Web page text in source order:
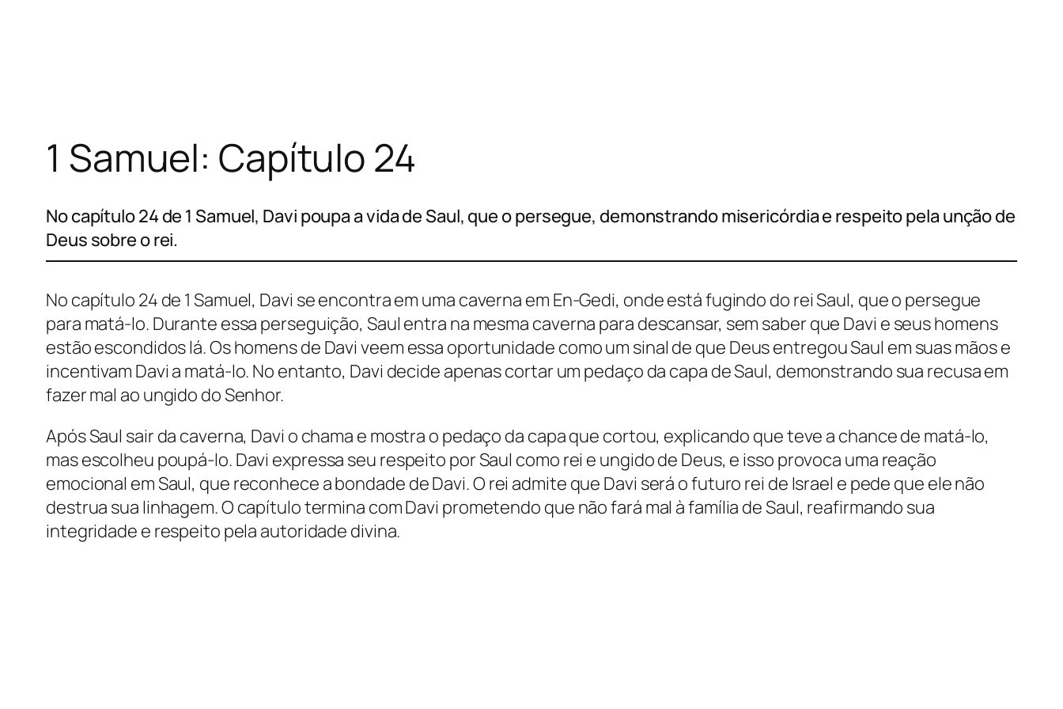
conteúdo
1 Samuel: Capítulo 24
No capítulo 24 de 1 Samuel, Davi poupa a vida de Saul, que o persegue, demonstrando misericórdia e respeito pela unção de
Deus sobre o rei.
No capítulo 24 de 1 Samuel, Davi se encontra em uma caverna em En-Gedi, onde está fugindo do rei Saul, que o persegue
para matá-lo. Durante essa perseguição, Saul entra na mesma caverna para descansar, sem saber que Davi e seus homens
estão escondidos lá. Os homens de Davi veem essa oportunidade como um sinal de que Deus entregou Saul em suas mãos e
incentivam Davi a matá-lo. No entanto, Davi decide apenas cortar um pedaço da capa de Saul, demonstrando sua recusa em
fazer mal ao ungido do Senhor.
Após Saul sair da caverna, Davi o chama e mostra o pedaço da capa que cortou, explicando que teve a chance de matá-lo,
mas escolheu poupá-lo. Davi expressa seu respeito por Saul como rei e ungido de Deus, e isso provoca uma reação
emocional em Saul, que reconhece a bondade de Davi. O rei admite que Davi será o futuro rei de Israel e pede que ele não
destrua sua linhagem. O capítulo termina com Davi prometendo que não fará mal à família de Saul, reafirmando sua
integridade e respeito pela autoridade divina.